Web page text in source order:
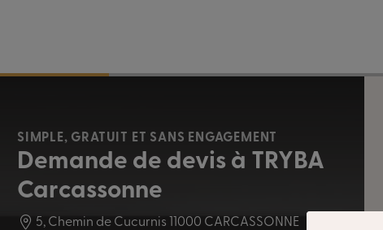
SIMPLE, GRATUIT ET SANS ENGAGEMENT
Demande de devis à TRYBA
Carcassonne
5, Chemin de Cucurnis 11000 CARCASSONNE